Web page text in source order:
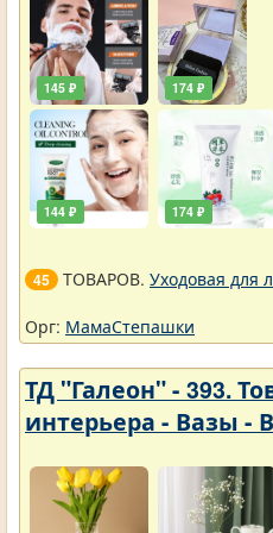
145 ₽
144 ₽
174 ₽
174 ₽
45 ТОВАРОВ. Уходовая для
Орг: МамаСтепашки
ТД "Галеон" - 393.
интерьера - Вазы -